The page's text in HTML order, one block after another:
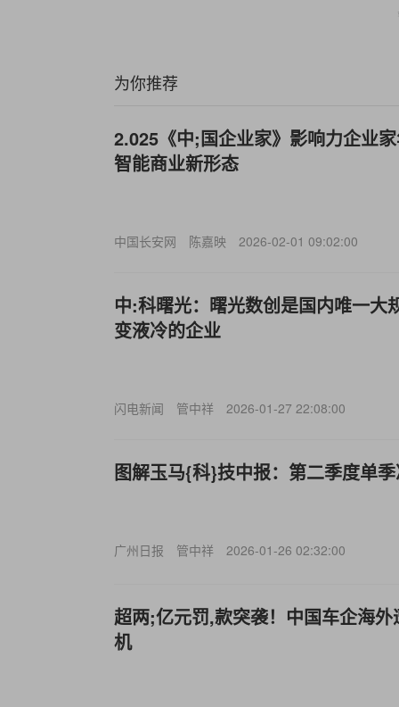
为你推荐
2.025《中;国企业家》影响力企业
智能商业新形态
中国长安网 陈嘉映 2026-02-01 09:02:00
中:科曙光：曙光数创是国内唯一大
变液冷的企业
闪电新闻 管中祥 2026-01-27 22:08:00
图解玉马{科}技中报：第二季度单
广州日报 管中祥 2026-01-26 02:32:00
超两;亿元罚,款突袭！中国车企海
机